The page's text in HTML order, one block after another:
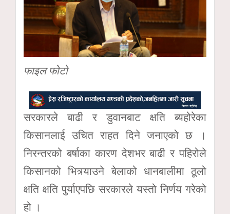
फाइल फोटो
सरकारले बाढी र डुवानबाट क्षति ब्यहोरेका
किसानलाई उचित राहत दिने जनाएको छ ।
निरन्तरको बर्षाका कारण देशभर बाढी र पहिरोले
किसानको भित्र्याउने बेलाको धानबालीमा ठूलो
क्षति क्षति पुर्याएपछि सरकारले यस्तो निर्णय गरेको
हो ।